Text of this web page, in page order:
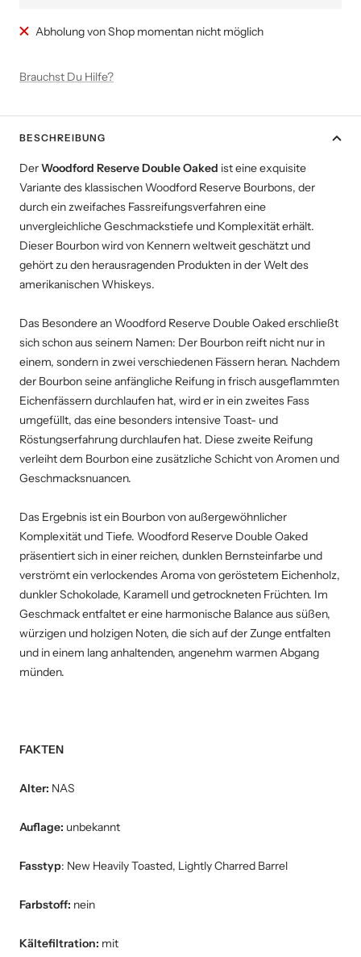
Abholung von Shop momentan nicht möglich
Brauchst Du Hilfe?
BESCHREIBUNG
DerWoodford Reserve Double Oaked ist eine exquisite
Variante des klassischen Woodford Reserve Bourbons, der
durch ein zweifaches Fassreifungsverfahren eine
unvergleichliche Geschmackstiefe und Komplexität erhält.
Dieser Bourbon wird von Kennern weltweit geschätzt und
gehört zu den herausragenden Produkten in der Welt des
amerikanischen Whiskeys.
Das Besondere an Woodford Reserve Double Oaked erschließt
sich schon aus seinem Namen: Der Bourbon reift nicht nur in
einem, sondern in zwei verschiedenen Fässern heran. Nachdem
der Bourbon seine anfängliche Reifung in frisch ausgeflammten
Eichenfässern durchlaufen hat, wird er in ein zweites Fass
umgefüllt, das eine besonders intensive Toast- und
Röstungserfahrung durchlaufen hat. Diese zweite Reifung
verleiht dem Bourbon eine zusätzliche Schicht von Aromen und
Geschmacksnuancen.
Das Ergebnis ist ein Bourbon von außergewöhnlicher
Komplexität und Tiefe. Woodford Reserve Double Oaked
präsentiert sich in einer reichen, dunklen Bernsteinfarbe und
verströmt ein verlockendes Aroma von geröstetem Eichenholz,
dunkler Schokolade, Karamell und getrockneten Früchten. Im
Geschmack entfaltet er eine harmonische Balance aus süßen,
würzigen und holzigen Noten, die sich auf der Zunge entfalten
und in einem lang anhaltenden, angenehm warmen Abgang
münden.
FAKTEN
Alter: NAS
Auflage: unbekannt
Fasstyp: New Heavily Toasted, Lightly Charred Barrel
Farbstoff: nein
Kältefiltration: mit